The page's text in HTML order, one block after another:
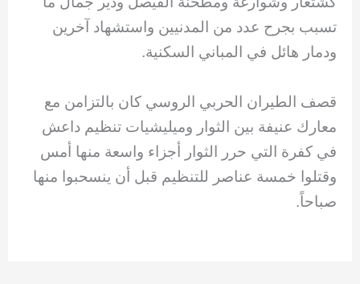
تسبب بجرح عدد من المدنيين واستشهاد آخرين
ودمار هائل في المباني السكنية.
قصف الطيران الحربي الروسي كان بالتزامن مع
معارك عنيفة بين الثوار وميليشيات تنظيم داعش
في كفرة التي حرر الثوار أجزاء واسعة منها أمس
وقتلوا خمسة عناصر للتنظيم قبل أن ينسحبوا منها
صباحاً.